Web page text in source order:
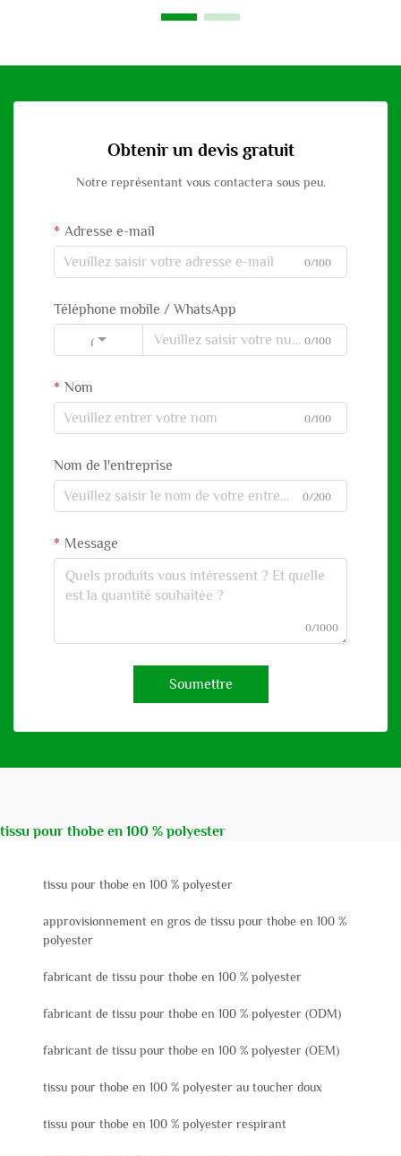
Obtenir un devis gratuit
Notre représentant vous contactera sous peu.
Adresse e-mail
0/100
Téléphone mobile / WhatsApp
Code 0/100
Nom
0/100
Nom de l'entreprise
0/200
Message
0/1000
Soumettre
tissu pour thobe en 100 % polyester
tissu pour thobe en 100 % polyester
approvisionnement en gros de tissu pour thobe en 100 %
polyester
fabricant de tissu pour thobe en 100 % polyester
fabricant de tissu pour thobe en 100 % polyester (ODM)
fabricant de tissu pour thobe en 100 % polyester (OEM)
tissu pour thobe en 100 % polyester au toucher doux
tissu pour thobe en 100 % polyester respirant